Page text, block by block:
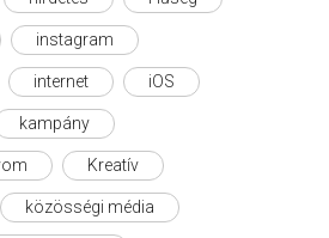
instagram
internet iOS
kampány
Kreatív
közösségi média